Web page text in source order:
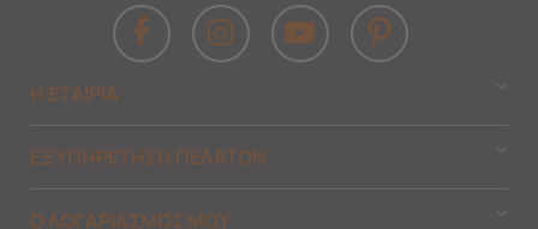
Η ΕΤΑΙΡΙΑ
ΕΞΥΠΗΡΕΤΗΣΗ ΠΕΛΑΤΩΝ
Ο ΛΟΓΑΡΙΑΣΜΟΣ ΜΟΥ